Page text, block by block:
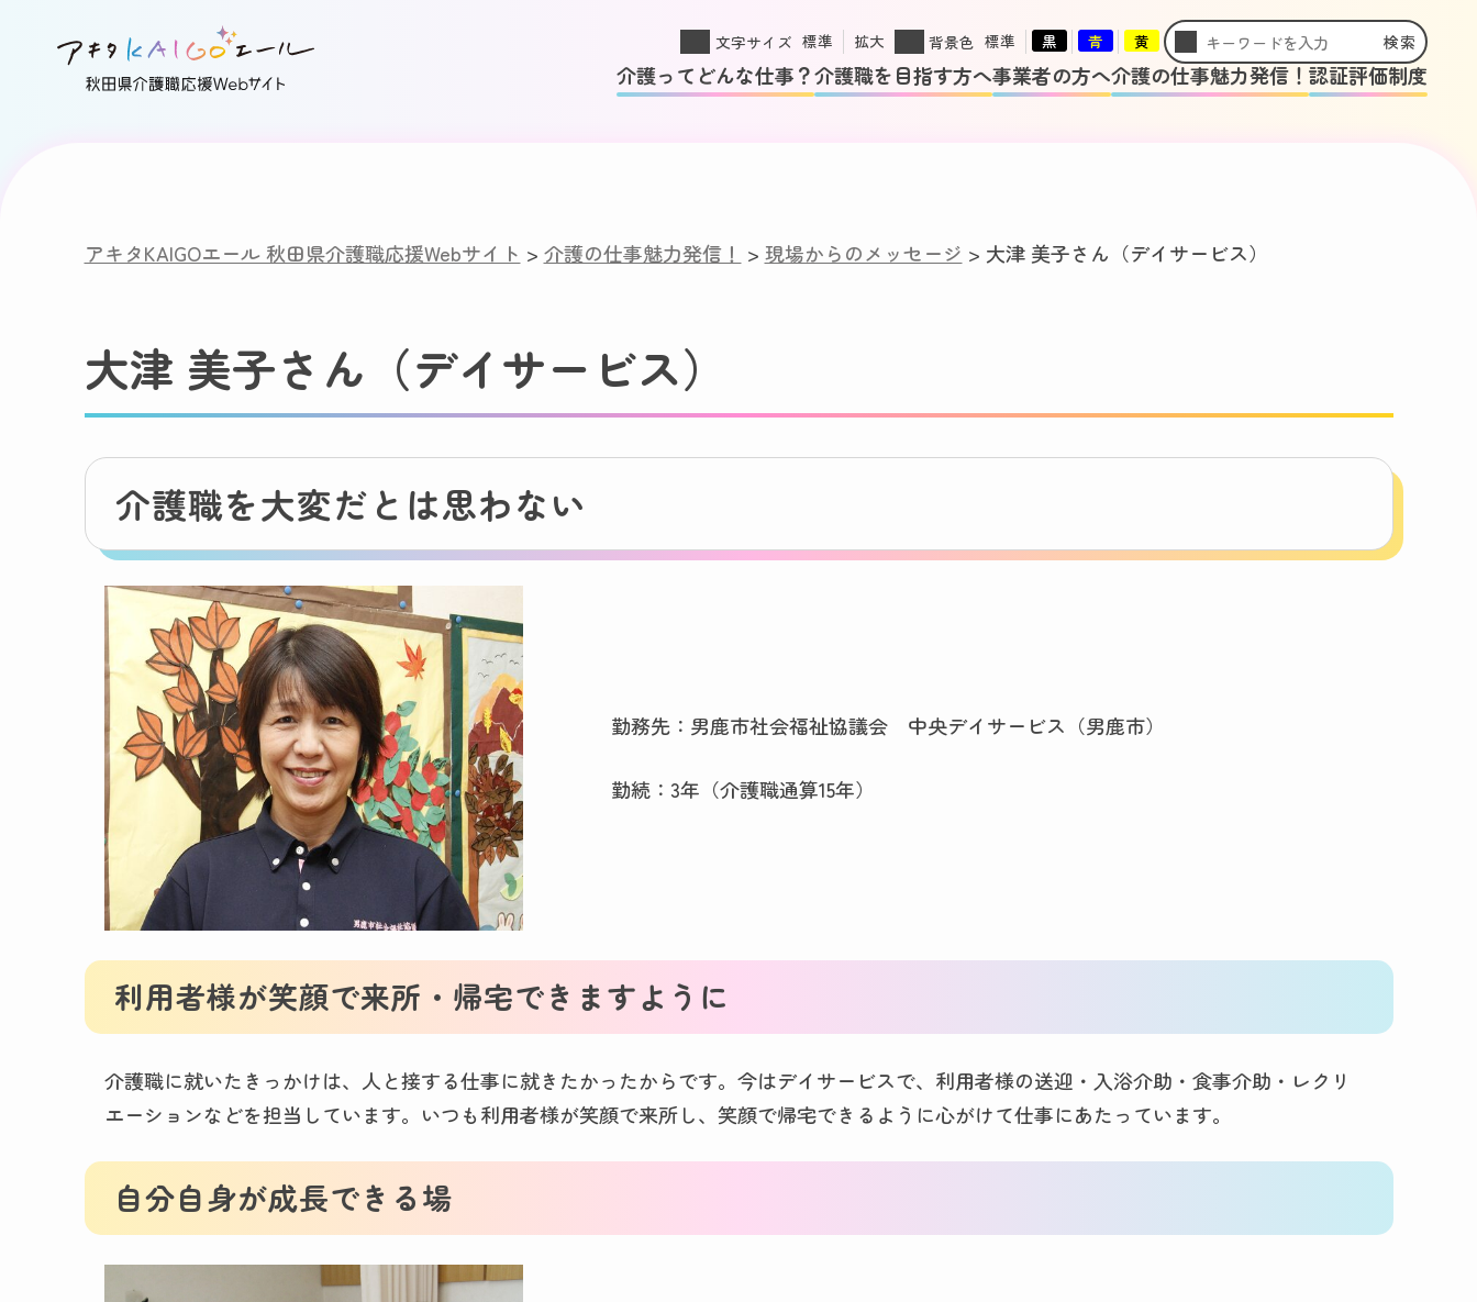
文字サイズ 標準 拡大 背景色 標準 黒 青 黄 検索
介護ってどんな仕事？介護職を目指す方へ事業者の方へ介護の仕事魅力発信！認証評価制度
アキタKAIGOエール 秋田県介護職応援Webサイト > 介護の仕事魅力発信！ > 現場からのメッセージ > 大津 美子さん（デイサービス）
大津 美子さん（デイサービス）
介護職を大変だとは思わない
勤務先：男鹿市社会福祉協議会 中央デイサービス（男鹿市）
勤続：3年（介護職通算15年）
利用者様が笑顔で来所・帰宅できますように
介護職に就いたきっかけは、人と接する仕事に就きたかったからです。今はデイサービスで、利用者様の送迎・入浴介助・食事介助・レクリ
エーションなどを担当しています。いつも利用者様が笑顔で来所し、笑顔で帰宅できるように心がけて仕事にあたっています。
自分自身が成長できる場